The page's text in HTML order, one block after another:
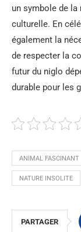
un symbole de
culturelle. En
également la
de respecter la
futur du niglo
durable pour les
ANIMAL FASCINANT
NATURE INSOLITE
PARTAGER